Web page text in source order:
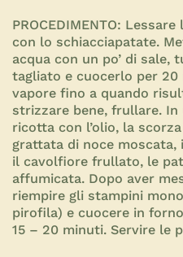
PROCEDIMENTO: Lessare
con lo schiacciapatate.
acqua con un po’ di
tagliato e cuocerlo per 20
vapore fino a quando
strizzare bene, frullare.
ricotta con l’olio, la
grattata di noce moscata,
il cavolfiore frullato, le
affumicata. Dopo aver
riempire gli stampini
pirofila) e cuocere in
15 – 20 minuti. Servire le